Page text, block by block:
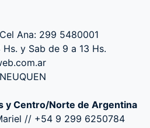
Ana: 299 5480001
y Sab de 9 a 13 Hs.
y Centro/Norte de Argentina
// +54 9 299 6250784